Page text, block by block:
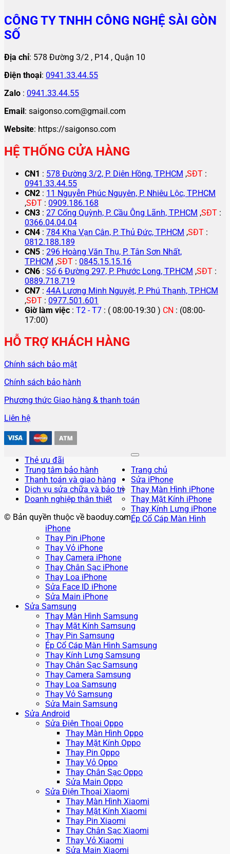
CÔNG TY TNHH CÔNG NGHỆ SÀI GÒN
SỐ
Địa chỉ: 578 Đường 3/2 , P14 , Quận 10
Điện thoại: 0941.33.44.55
Zalo : 0941.33.44.55
Email: saigonso.com@gmail.com
Website: https://saigonso.com
HỆ THỐNG CỬA HÀNG
CN1 : 578 Đường 3/2, P. Diên Hồng, TP.HCM ,SĐT :
0941.33.44.55
CN2 : 11 Nguyễn Phúc Nguyên, P. Nhiêu Lộc, TP.HCM
,SĐT : 0909.186.168
CN3 : 27 Cống Quỳnh, P. Cầu Ông Lãnh, TP.HCM ,SĐT :
0366.04.04.04
CN4 : 784 Kha Vạn Cân, P. Thủ Đức, TP.HCM ,SĐT :
0812.188.189
CN5 : 296 Hoàng Văn Thụ, P. Tân Sơn Nhất,
TP.HCM ,SĐT : 0845.15.15.16
CN6 : Số 6 Đường 297, P. Phước Long, TP.HCM ,SĐT :
0889.718.719
CN7 : 44A Lương Minh Nguyệt, P. Phú Thạnh, TP.HCM
,SĐT : 0977.501.601
Giờ làm việc : T2 - T7 : ( 08:00-19:30 ) CN : (08:00-
17:00)
HỖ TRỢ KHÁCH HÀNG
Chính sách bảo mật
Chính sách bảo hành
Phương thức Giao hàng & thanh toán
Liên hệ
Thẻ ưu đãi
Trung tâm bảo hành
Thanh toán và giao hàng
Dịch vụ sửa chữa và bảo trì
Doanh nghiệp thân thiết
© Bản quyền thuộc về baoduy.com
Trang chủ
Sửa iPhone
Thay Màn Hình iPhone
Thay Mặt Kính iPhone
Thay Kính Lưng iPhone
Ép Cổ Cáp Màn Hình
iPhone
Thay Pin iPhone
Thay Vỏ iPhone
Thay Camera iPhone
Thay Chân Sạc iPhone
Thay Loa iPhone
Sửa Face ID iPhone
Sửa Main iPhone
Sửa Samsung
Thay Màn Hình Samsung
Thay Mặt Kính Samsung
Thay Pin Samsung
Ép Cổ Cáp Màn Hình Samsung
Thay Kính Lưng Samsung
Thay Chân Sạc Samsung
Thay Camera Samsung
Thay Loa Samsung
Thay Vỏ Samsung
Sửa Main Samsung
Sửa Android
Sửa Điện Thoại Oppo
Thay Màn Hình Oppo
Thay Mặt Kính Oppo
Thay Pin Oppo
Thay Vỏ Oppo
Thay Chân Sạc Oppo
Sửa Main Oppo
Sửa Điện Thoại Xiaomi
Thay Màn Hình Xiaomi
Thay Mặt Kính Xiaomi
Thay Pin Xiaomi
Thay Chân Sạc Xiaomi
Thay Vỏ Xiaomi
Sửa Main Xiaomi